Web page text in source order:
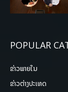
POPULAR
ຂ່າວພາຍ​ໃນ
ຂ່າວຕ່າງປະເທດ